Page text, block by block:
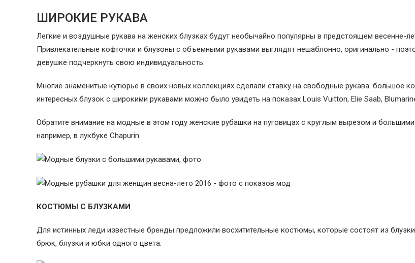
ШИРОКИЕ РУКАВА
Легкие и воздушные рукава на женских блузках будут необычайно популярны в предстоящем весенне-
Привлекательные кофточки и блузоны с объемными рукавами выглядят нешаблонно, оригинально -
девушке подчеркнуть свою индивидуальность.
Многие знаменитые кутюрье в своих новых коллекциях сделали ставку на свободные рукава: большое
интересных блузок с широкими рукавами можно было увидеть на показах Louis Vuitton, Elie Saab,
Обратите внимание на модные в этом году женские рубашки на пуговицах с круглым вырезом и большими
например, в лукбуке Chapurin.
КОСТЮМЫ С БЛУЗКАМИ
Для истинных леди известные бренды предложили восхитительные костюмы, которые состоят из
брюк, блузки и юбки одного цвета.